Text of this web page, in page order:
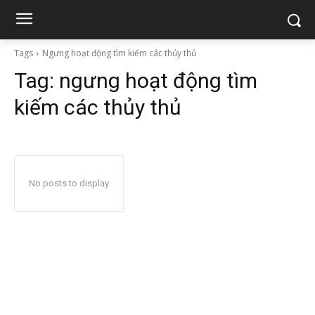
Tags Ngưng hoạt động tìm kiếm các thủy thủ
Tag: ngưng hoạt động tìm
kiếm các thủy thủ
No posts to display